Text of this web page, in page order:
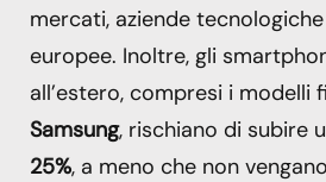
mercati, aziende
europee. Inoltre, gli
all’estero, compresi i modelli
Samsung, rischiano di subire
25%, a meno che non